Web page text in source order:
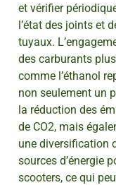
et vérifier
l’état des joints et
tuyaux.
des carburants
comme l’éthanol
non seulement un
la réduction des
de CO2, mais
une diversification
sources d’énergie
scooters, ce qui